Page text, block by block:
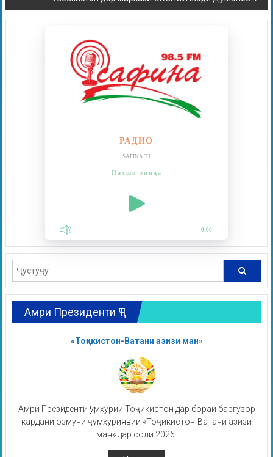
РАДИО
SAFINA.TJ
Пахши зинда
0:00
Амри Президенти ҶТ
«Тоҷикистон-Ватани азизи ман»
Амри Президенти Ҷумҳурии Тоҷикистон дар бораи баргузор
кардани озмуни ҷумҳуриявии «Тоҷикистон-Ватани азизи
ман» дар соли 2026.